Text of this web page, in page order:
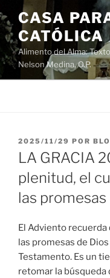
Saltar
al
contenido
CASA
CATÓLICA
Alimento del Alma:
Nelson Medina, O.P.
PUBLICADO
EL
2025/11/29 POR
LA GRACIA
plenitud, el
las promesas
El Adviento
las promesas de
Testamento. Es un
retomar la búsqueda